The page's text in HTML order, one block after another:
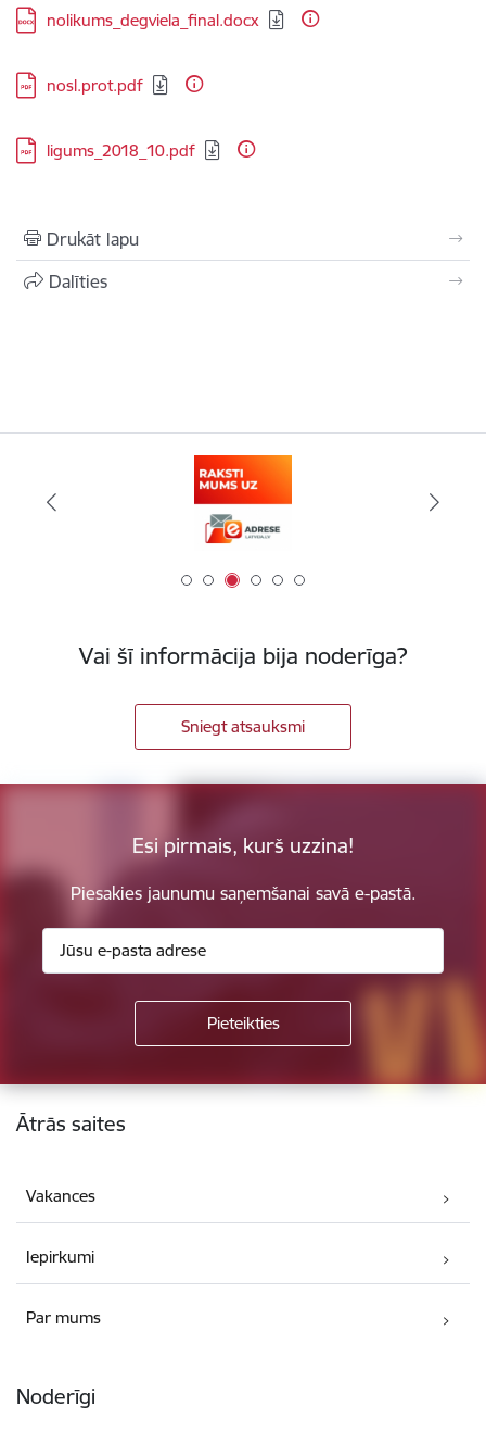
Lejupielādēt:
nolikums_degviela_final.docx
Lejupielādēt:
nosl.prot.pdf
Lejupielādēt:
ligums_2018_10.pdf
Drukāt lapu
Dalīties
Vai šī informācija bija noderīga?
Sniegt atsauksmi
Esi pirmais, kurš uzzina!
Piesakies jaunumu saņemšanai savā e-pastā.
Kājene
Ātrās saites
Vakances
Iepirkumi
Par mums
Noderīgi